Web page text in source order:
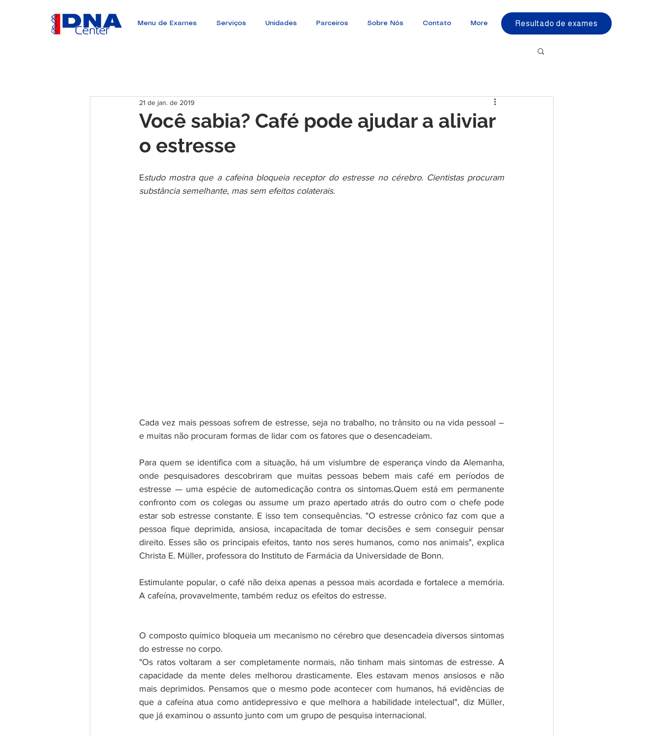
Menu de Exames Serviços Unidades Parceiros Sobre Nós Contato More Resultado de exames
Você sabia? Café pode ajudar a aliviar
o estresse
21 de jan. de 2019
Estudo mostra que a cafeína bloqueia receptor do estresse no cérebro. Cientistas procuram
substância semelhante, mas sem efeitos colaterais.
Cada vez mais pessoas sofrem de estresse, seja no trabalho, no trânsito ou na vida pessoal –
e muitas não procuram formas de lidar com os fatores que o desencadeiam.
Para quem se identifica com a situação, há um vislumbre de esperança vindo da Alemanha,
onde pesquisadores descobriram que muitas pessoas bebem mais café em períodos de
estresse — uma espécie de automedicação contra os sintomas.Quem está em permanente
confronto com os colegas ou assume um prazo apertado atrás do outro com o chefe pode
estar sob estresse constante. E isso tem consequências. "O estresse crônico faz com que a
pessoa fique deprimida, ansiosa, incapacitada de tomar decisões e sem conseguir pensar
direito. Esses são os principais efeitos, tanto nos seres humanos, como nos animais", explica
Christa E. Müller, professora do Instituto de Farmácia da Universidade de Bonn.
Estimulante popular, o café não deixa apenas a pessoa mais acordada e fortalece a memória.
A cafeína, provavelmente, também reduz os efeitos do estresse.
O composto químico bloqueia um mecanismo no cérebro que desencadeia diversos sintomas
do estresse no corpo.
"Os ratos voltaram a ser completamente normais, não tinham mais sintomas de estresse. A
capacidade da mente deles melhorou drasticamente. Eles estavam menos ansiosos e não
mais deprimidos. Pensamos que o mesmo pode acontecer com humanos, há evidências de
que a cafeína atua como antidepressivo e que melhora a habilidade intelectual", diz Müller,
que já examinou o assunto junto com um grupo de pesquisa internacional.